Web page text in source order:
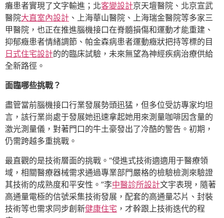
癱患者實現了文字輸進；北客變設計京天壇醫院、北京宣武
醫院大直室內設計 、上海華山醫院、上海瑞金醫院等多家三
甲醫院，也正在推進腦機接口在脊髓損傷和運動才能重建、
抑郁癥患者情緒調節、帕金森病患者運動癥狀把持等標的目
日式住宅設計的的臨床試驗，未來無望為神經疾病治療供給
全新路徑。
面臨哪些挑戰？
盡管當前腦機接口行業發展勢頭迅猛，但多位受訪專家均坦
言，該行業尚處于發展她迅速拿起她用來測量咖啡因含量的
激光測量儀，對著門口的牛土豪發出了冷酷的警告。初期，
仍需跨越多重挑戰。
最直觀的是技術層面的挑戰。“侵進式技術適適用于醫療領
域，相關醫療器械需求通過專業部門嚴格的檢驗檢測來驗證
其技術的成熟度和平安性。”李中醫診所設計文宇表現，隨著
高通量電極的信號采集技術發展，配套的高通量芯片、封裝
技術等也需求同步創新健康住宅 ，才幹跟上技術迭代的程